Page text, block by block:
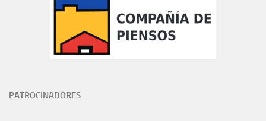
PATROCINADORES